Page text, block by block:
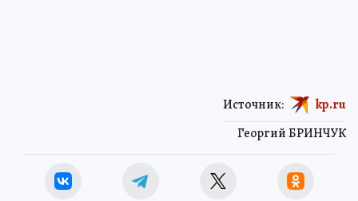
Георгий БРИНЧУК
Источник: kp.ru